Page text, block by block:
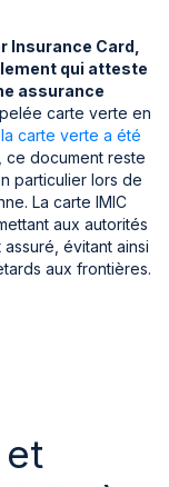
Insurance Card,
qui atteste
assurance
carte verte en
la carte verte a été
ce document reste
particulier lors de
La carte IMIC
aux autorités
évitant ainsi
aux frontières.